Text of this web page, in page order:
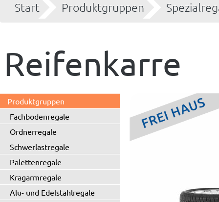
Start Produktgruppen
Reifenkarre
Produktgruppen
Fachbodenregale
Ordnerregale
Schwerlastregale
Palettenregale
Kragarmregale
Alu- und Edelstahlregale